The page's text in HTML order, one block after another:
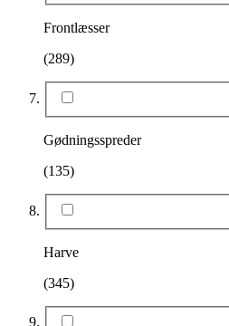
Frontlæsser
(289)
Gødningsspreder
(135)
Harve
(345)